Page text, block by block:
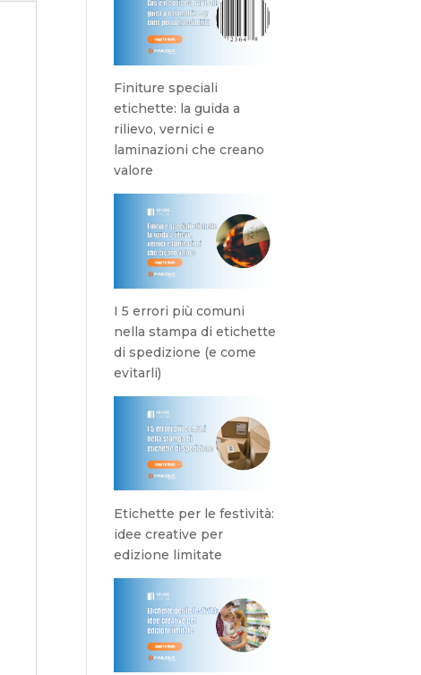
Finiture speciali
etichette: la guida a
rilievo, vernici e
laminazioni che creano
valore
I 5 errori più comuni
nella stampa di etichette
di spedizione (e come
evitarli)
Etichette per le festività:
idee creative per
edizione limitate